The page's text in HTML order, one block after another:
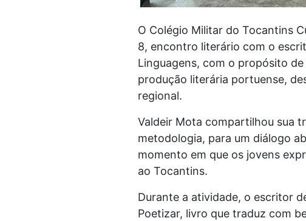
O Colégio Militar do Tocantins
8, encontro literário com o
Linguagens, com o propósito
produção literária portuense,
regional.
Valdeir Mota compartilhou sua
metodologia, para um diálogo
momento em que os jovens
ao Tocantins.
Durante a atividade, o escritor
Poetizar, livro que traduz com